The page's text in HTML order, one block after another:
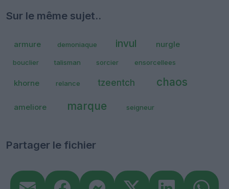
Sur le même sujet..
armure demoniaque invul nurgle
bouclier talisman sorcier ensorcellees
khorne relance tzeentch chaos
ameliore marque seigneur
Partager le fichier